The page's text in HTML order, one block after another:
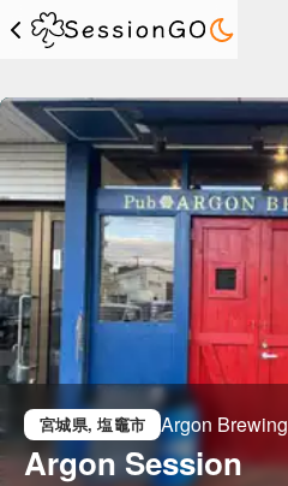
宮城県, 塩竈市 Argon Brewing
Argon Session